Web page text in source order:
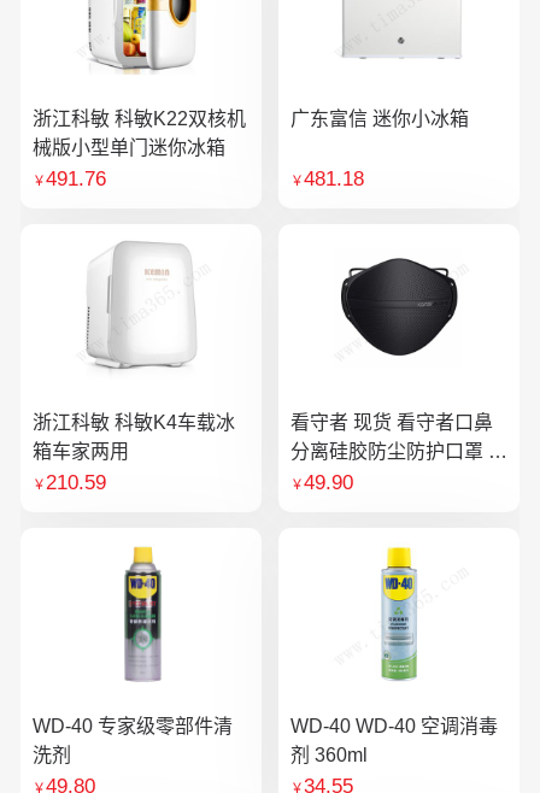
浙江科敏 科敏K22双核机
械版小型单门迷你冰箱
￥491.76
广东富信 迷你小冰箱
￥481.18
浙江科敏 科敏K4车载冰
箱车家两用
￥210.59
看守者 现货 看守者口鼻
分离硅胶防尘防护口罩 1
个口罩含10片滤芯
￥49.90
WD-40 专家级零部件清
洗剂
￥49.80
WD-40 WD-40 空调消毒
剂 360ml
￥34.55